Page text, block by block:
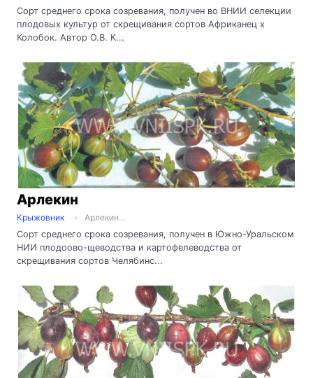
Сорт среднего срока созревания, получен во ВНИИ селекции
плодовых культур от скрещивания сортов Африканец х
Колобок. Автор О.В. К...
Арлекин
Крыжовник
Арлекин...
Сорт среднего срока созревания, получен в Южно-Уральском
НИИ плодоово-щеводства и картофелеводства от
скрещивания сортов Челябинс...